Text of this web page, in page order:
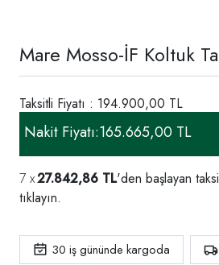
Mare Mosso-İF Koltuk
Taksitli Fiyatı : 194.900,00 TL
Nakit Fiyatı:165.665,00 TL
27.842,86 TL'den başlayan
tıklayın.
30 iş gününde kargoda